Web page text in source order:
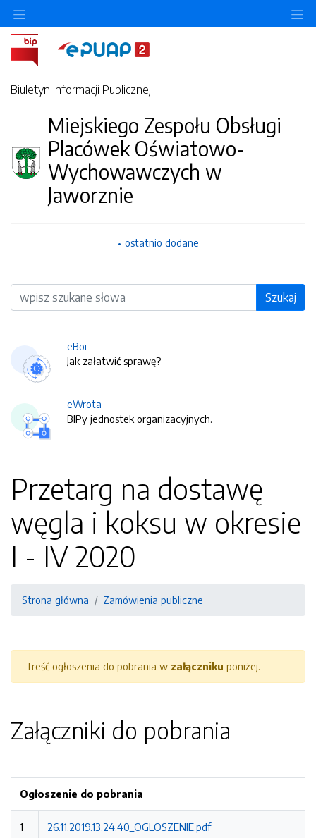
Biuletyn Informacji Publicznej
Miejskiego Zespołu Obsługi
Placówek Oświatowo-
Wychowawczych w
Jaworznie
ostatnio dodane
Wyszukiwarka Szukaj
eBoi
Jak załatwić sprawę?
eWrota
BIPy jednostek organizacyjnych.
Przetarg na dostawę
węgla i koksu w okresie
I - IV 2020
Strona główna Zamówienia publiczne
Treść ogłoszenia do pobrania w załączniku poniżej.
Załączniki do pobrania
Ogłoszenie do pobrania
1 26.11.2019.13.24.40_OGLOSZENIE.pdf